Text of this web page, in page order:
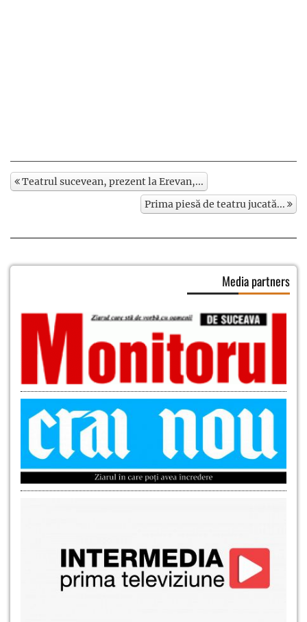
Teatrul sucevean, prezent la Erevan,...
Prima piesă de teatru jucată...
Media partners